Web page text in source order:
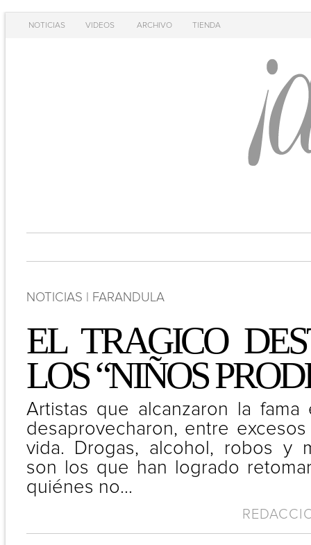
NOTICIAS VIDEOS ARCHIVO TIENDA
NOTICIAS | FARANDULA
EL TRAGICO
LOS “NIÑOS
Artistas que alcanzaron la
desaprovecharon, entre
vida. Drogas, alcohol, robos y
son los que han logrado
quiénes no...